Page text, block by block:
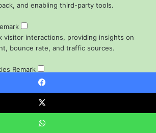
and enabling third-party tools.
visitor interactions, providing insights on
bounce rate, and traffic sources.
Remark
deliver personalized ads based on your
Accept All